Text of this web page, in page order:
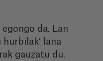
da. Lan
hurbilak’ lana
gauzatu du.